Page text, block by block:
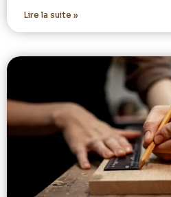
Lire la suite »